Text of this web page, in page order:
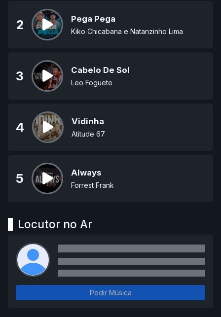
2 Pega Pega
Kiko Chicabana e Natanzinho Lima
3 Cabelo De Sol
Leo Foguete
4 Vidinha
Atitude 67
5 Always
Forrest Frank
Locutor no Ar
Pedir Música